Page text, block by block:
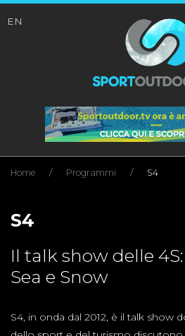
EN
Home Programmi S4
S4
Il talk show delle
Sea e Snow
S4, in onda dal 2012, è il talk show